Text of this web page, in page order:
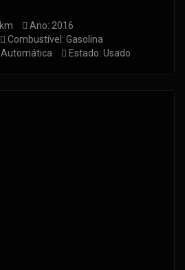
Ano: 2016
Combustível: Gasolina
Automática
Estado: Usado